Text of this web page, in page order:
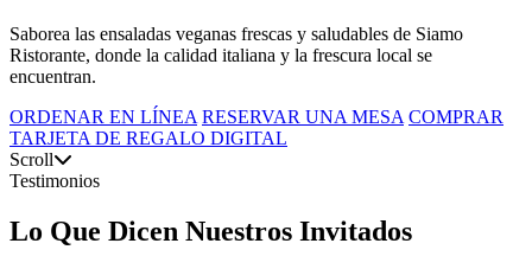
Saborea las ensaladas veganas frescas y saludables de Siamo
Ristorante, donde la calidad italiana y la frescura local se
encuentran.
ORDENAR EN LÍNEA RESERVAR UNA MESA COMPRAR
TARJETA DE REGALO DIGITAL
Scroll
Testimonios
Lo Que Dicen Nuestros Invitados